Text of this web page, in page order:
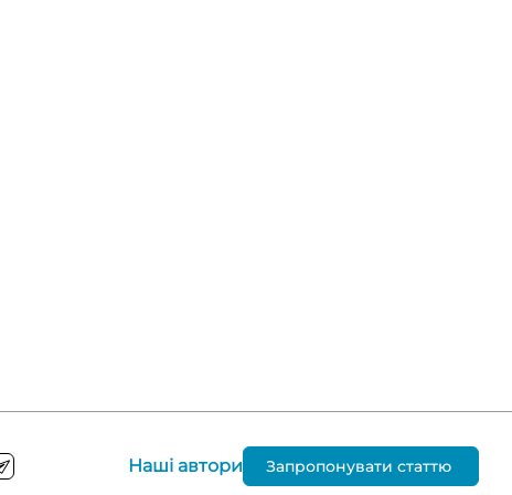
Наші автори Запропонувати статтю